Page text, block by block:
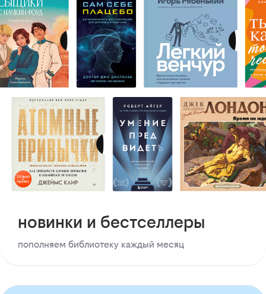
новинки и бестселлеры
пополняем библиотеку каждый месяц